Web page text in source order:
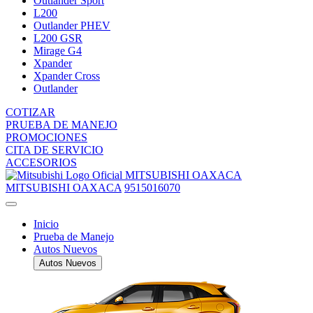
L200
Outlander PHEV
L200 GSR
Mirage G4
Xpander
Xpander Cross
Outlander
COTIZAR
PRUEBA DE MANEJO
PROMOCIONES
CITA DE SERVICIO
ACCESORIOS
MITSUBISHI OAXACA
MITSUBISHI OAXACA 9515016070
Inicio
Prueba de Manejo
Autos Nuevos
Autos Nuevos